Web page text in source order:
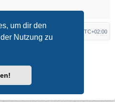
um dir den
Nutzung zu
UTC+02:00
by
Software © phpBB Limited
durch